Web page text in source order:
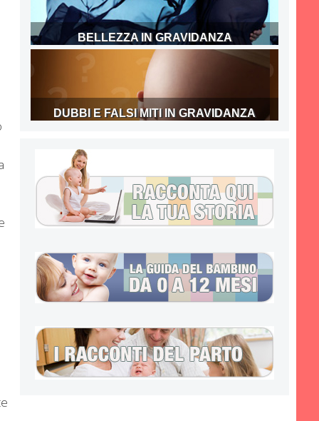
BELLEZZA IN GRAVIDANZA
DUBBI E FALSI MITI IN GRAVIDANZA